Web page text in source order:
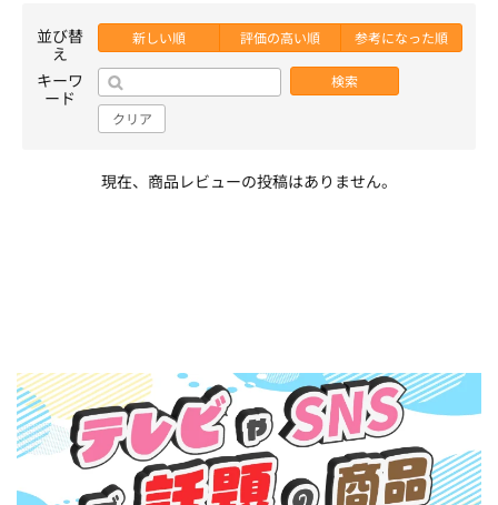
並び替
え
新しい順 評価の高い順 参考になった順
キーワ
ード
検索
クリア
現在、商品レビューの投稿はありません。